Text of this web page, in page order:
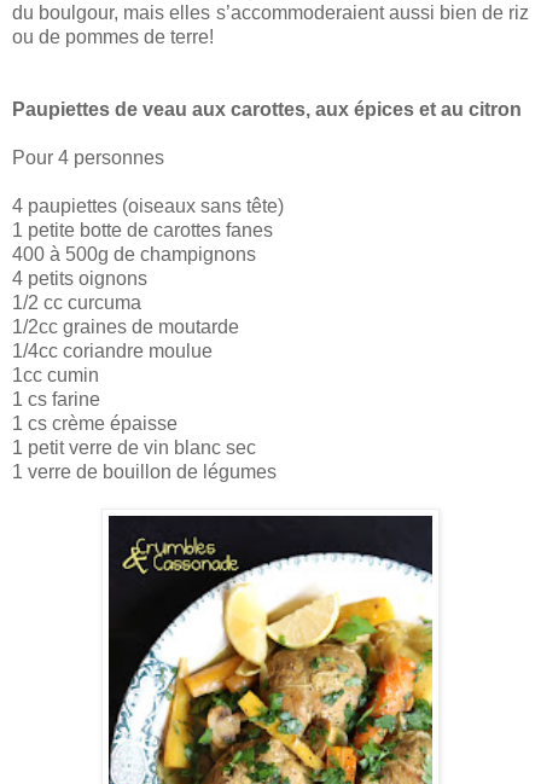
du boulgour, mais elles s’accommoderaient aussi bien de riz
ou de pommes de terre!
Paupiettes de veau aux carottes, aux épices et au citron
Pour 4 personnes
4 paupiettes (oiseaux sans tête)
1 petite botte de carottes fanes
400 à 500g de champignons
4 petits oignons
1/2 cc curcuma
1/2cc graines de moutarde
1/4cc coriandre moulue
1cc cumin
1 cs farine
1 cs crème épaisse
1 petit verre de vin blanc sec
1 verre de bouillon de légumes